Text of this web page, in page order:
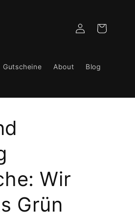
Gutscheine About Blog
EinloggenWarenkorb
Wir
Grün